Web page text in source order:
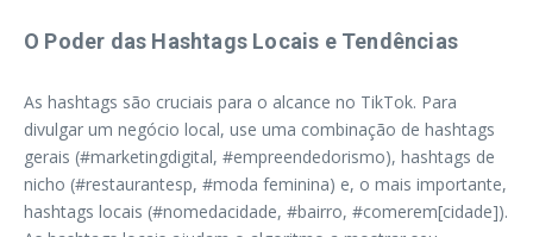
O Poder das Hashtags Locais e Tendências
As hashtags são cruciais para o alcance no TikTok. Para
divulgar um negócio local, use uma combinação de hashtags
gerais (#marketingdigital, #empreendedorismo), hashtags de
nicho (#restaurantesp, #moda feminina) e, o mais importante,
hashtags locais (#nomedacidade, #bairro, #comerem[cidade]).